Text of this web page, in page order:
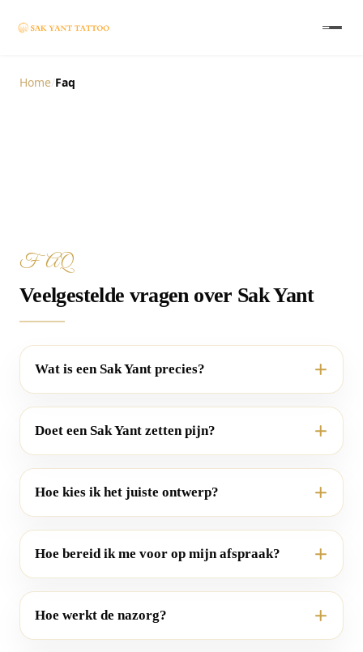
Home Faq
FAQ
Veelgestelde vragen over Sak Yant
Wat is een Sak Yant precies?
Doet een Sak Yant zetten pijn?
Hoe kies ik het juiste ontwerp?
Hoe bereid ik me voor op mijn afspraak?
Hoe werkt de nazorg?